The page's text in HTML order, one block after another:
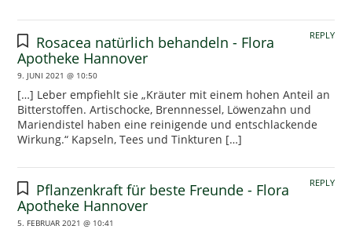
Rosacea natürlich behandeln - Flora
Apotheke Hannover
9. JUNI 2021 @ 10:50
[…] Leber empfiehlt sie „Kräuter mit einem hohen Anteil an
Bitterstoffen. Artischocke, Brennnessel, Löwenzahn und
Mariendistel haben eine reinigende und entschlackende
Wirkung.“ Kapseln, Tees und Tinkturen […]
REPLY
Pflanzenkraft für beste Freunde - Flora
Apotheke Hannover
5. FEBRUAR 2021 @ 10:41
REPLY